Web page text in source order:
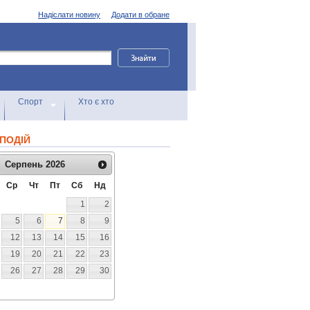
Додати в обране
Надіслати новину
Спорт Хто є хто
Серпень 2026
Ср Чт Пт Сб
Нд
1
2
5 6 7 8
9
12 13 14 15
16
19 20 21 22
23
26 27 28 29
30